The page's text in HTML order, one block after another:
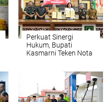
Perkuat Sinergi
Hukum, Bupati
Kasmarni Teken Nota